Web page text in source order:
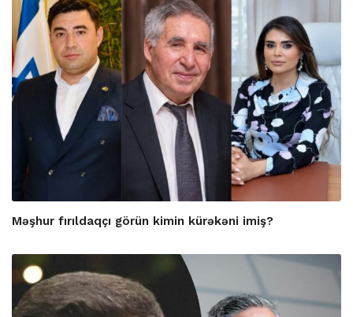
Məşhur fırıldaqçı görün kimin kürəkəni imiş?